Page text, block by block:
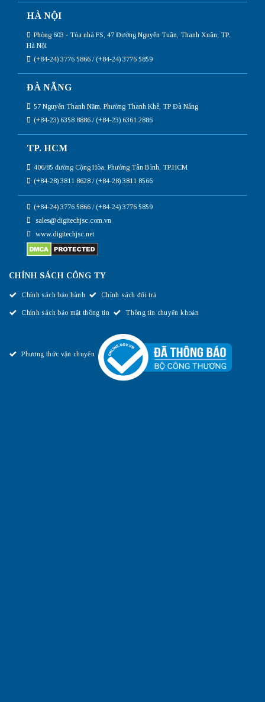
HÀ NỘI
Phòng 603 - Tòa nhà FS, 47 Đường Nguyễn Tuân, Thanh Xuân, TP.
Hà Nội
(+84-24) 3776 5866 / (+84-24) 3776 5859
ĐÀ NẴNG
57 Nguyễn Thanh Năm, Phường Thanh Khê, TP Đà Nẵng
(+84-23) 6358 8886 / (+84-23) 6361 2886
TP. HCM
406/85 đường Cộng Hòa, Phường Tân Bình, TP.HCM
(+84-28) 3811 8628 / (+84-28) 3811 8566
(+84-24) 3776 5866 / (+84-24) 3776 5859
sales@digitechjsc.com.vn
www.digitechjsc.net
CHÍNH SÁCH CÔNG TY
Chính sách bảo hành Chính sách đổi trả
Chính sách bảo mật thông tin Thông tin chuyển khoản
Phương thức vận chuyển